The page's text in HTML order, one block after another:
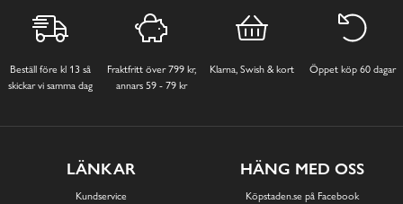
Beställ före kl 13 så
skickar vi samma dag
Fraktfritt över 799 kr,
annars 59 - 79 kr
Klarna, Swish & kort Öppet köp 60 dagar
LÄNKAR
Kundservice
HÄNG MED OSS
Köpstaden.se på Facebook